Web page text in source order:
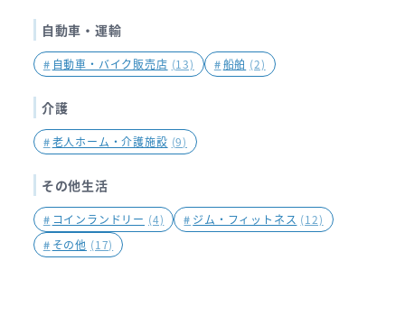
自動車・運輸
# 自動車・バイク販売店 (13) #船舶 (2)
介護
#老人ホーム・介護施設 (9)
その他生活
# コインランドリー (4) # ジム・フィットネス (12)
# その他 (17)